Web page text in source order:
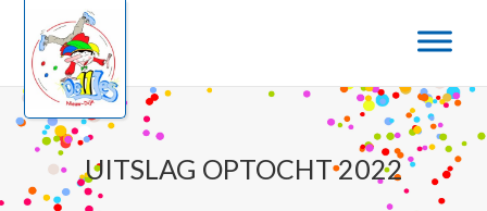
naar
hoofd
inhoud
naar
eerste
sidebar
UITSLAG OPTOCHT 2022